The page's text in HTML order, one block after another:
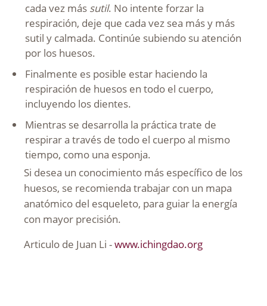
cada vez más sutil. No intente forzar la
respiración, deje que cada vez sea más y más
sutil y calmada. Continúe subiendo su atención
por los huesos.
Finalmente es posible estar haciendo la
respiración de huesos en todo el cuerpo,
incluyendo los dientes.
Mientras se desarrolla la práctica trate de
respirar a través de todo el cuerpo al mismo
tiempo, como una esponja.
Si desea un conocimiento más específico de los
huesos, se recomienda trabajar con un mapa
anatómico del esqueleto, para guiar la energía
con mayor precisión.
Articulo de Juan Li -www.ichingdao.org